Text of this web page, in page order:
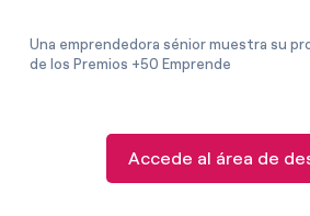
Ofertas para autónomos y
Una emprendedora sénior muestra su
de los Premios +50 Emprende
Accede al área de